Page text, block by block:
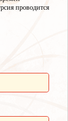
проводится